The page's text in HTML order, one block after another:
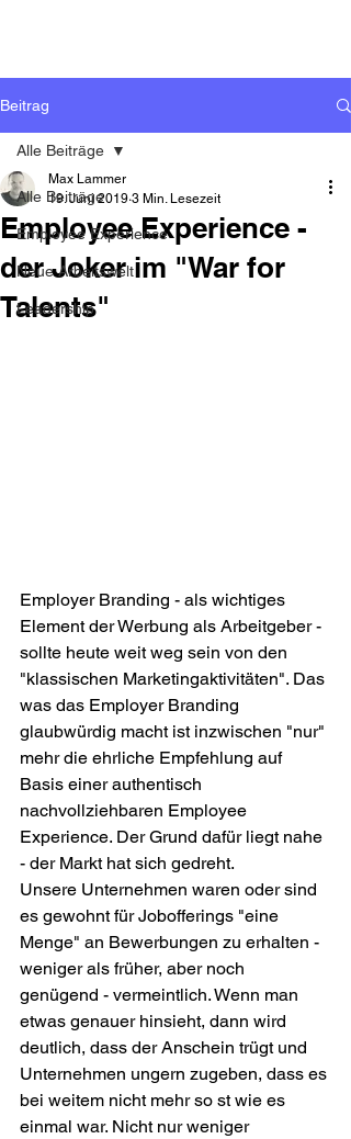
Beitrag
Alle Beiträge
Employee Experience
Neue Arbeitswelt
Leadership
Alle Beiträge
Employee Experience -
der Joker im "War for
Talents"
Max Lammer
19. Juni 2019 3 Min. Lesezeit
Employer Branding - als wichtiges
Element der Werbung als Arbeitgeber -
sollte heute weit weg sein von den
"klassischen Marketingaktivitäten". Das
was das Employer Branding
glaubwürdig macht ist inzwischen "nur"
mehr die ehrliche Empfehlung auf
Basis einer authentisch
nachvollziehbaren Employee
Experience. Der Grund dafür liegt nahe
- der Markt hat sich gedreht.
Unsere Unternehmen waren oder sind
es gewohnt für Jobofferings "eine
Menge" an Bewerbungen zu erhalten -
weniger als früher, aber noch
genügend - vermeintlich. Wenn man
etwas genauer hinsieht, dann wird
deutlich, dass der Anschein trügt und
Unternehmen ungern zugeben, dass es
bei weitem nicht mehr so st wie es
einmal war. Nicht nur weniger